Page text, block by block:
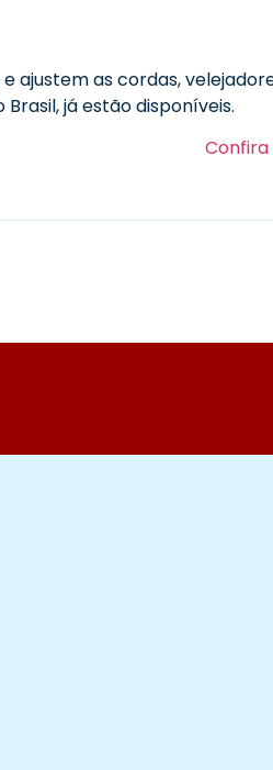
ajustem as cordas,
Brasil, já estão disponíveis.
Confira